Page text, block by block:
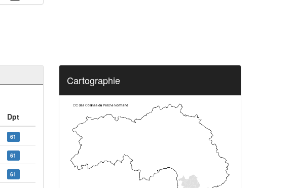
Dpt
61
61
61
Cartographie